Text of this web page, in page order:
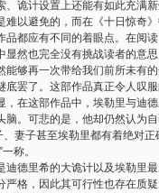
诡计设置上还能有如此充满
以避免的，而在《十日惊奇》
都应有不同的着眼点。在阅
显然也完全没有挑战读者的意
够再一次带给我们前所未有的
底罢了。这部作品真正令人叹
在这部作品中，埃勒里与迪
。可悲的是，他却仍然认为
、妻子甚至埃勒里都有着绝对
”一称。
迪德里希的大诡计以及埃勒里
严格，因此其可行性也存在质